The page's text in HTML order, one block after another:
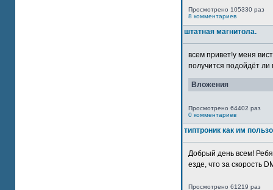
Просмотрено 105330 раз
8 комментариев
штатная магнитола.
всем привет!у меня
получится подойдёт ли
Вложения
Просмотрено 64402 раз
0 комментариев
типтроник как им
Добрый день всем!
езде, что за скорость
Просмотрено 61219 раз